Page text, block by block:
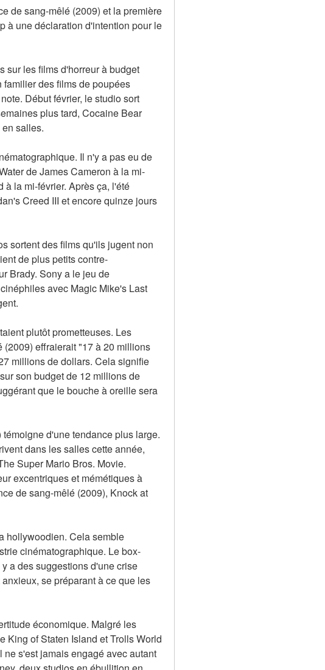
de sang-mêlé (2009) et la première
à une déclaration d'intention pour le
sur les films d'horreur à budget
familier des films de poupées
Début février, le studio sort
plus tard, Cocaine Bear
salles.
Il n'y a pas eu de
de James Cameron à la mi-
à la mi-février. Après ça, l'été
Creed III et encore quinze jours
sortent des films qu'ils jugent non
de plus petits contre-
Brady. Sony a le jeu de
avec Magic Mike's Last
plutôt prometteuses. Les
effraierait "17 à 20 millions
millions de dollars. Cela signifie
son budget de 12 millions de
que le bouche à oreille sera
d'une tendance plus large.
dans les salles cette année,
Super Mario Bros. Movie.
excentriques et mémétiques à
de sang-mêlé (2009), Knock at
hollywoodien. Cela semble
cinématographique. Le box-
a des suggestions d'une crise
se préparant à ce que les
économique. Malgré les
King of Staten Island et Trolls World
s'est jamais engagé avec autant